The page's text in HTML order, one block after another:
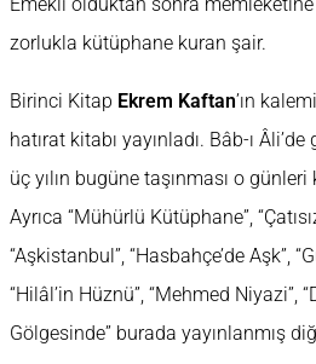
zorlukla kütüphane kuran şair.
Birinci Kitap Ekrem Kaftan’ın
hatırat kitabı yayınladı. Bâb-ı
üç yılın bugüne taşınması o günleri
Ayrıca “Mühürlü Kütüphane”,
“Aşkistanbul”, “Hasbahçe’de Aşk”,
“Hilâl’in Hüznü”, “Mehmed Niyazi”,
Gölgesinde” burada yayınlanmış